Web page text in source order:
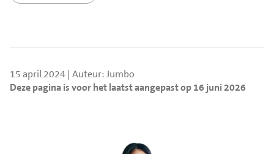
15 april 2024 | Auteur: Jumbo
Deze pagina is voor het laatst aangepast op 16 juni 2026